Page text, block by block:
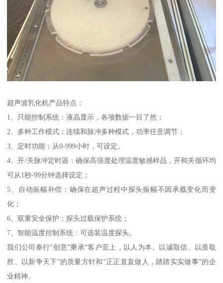
超声波乳化机产品特点：
1、只能控制系统：液晶显示，各项数据一目了然；
2、多种工作模式：连续和脉冲多种模式，功率任意调节；
3、定时功能：从0-999小时，可设定。
4、开/关脉冲定时器：确保高强度处理温度敏感样品，开和关循环均
可从1秒-99分钟选择设定；
5、自动振幅补偿：确保在超声过程中探头振幅不因承载变化而变
化；
6、双重安全保护：探头过载保护系统；
7、智能温度控制系统：可选装温度探头。
我们公司奉行“创意”秉承“客户至上，以人为本、以诚取信、以质取
胜、以新争天下”的质量方针和“正正直直做人，踏踏实实做事”的企
业精神。